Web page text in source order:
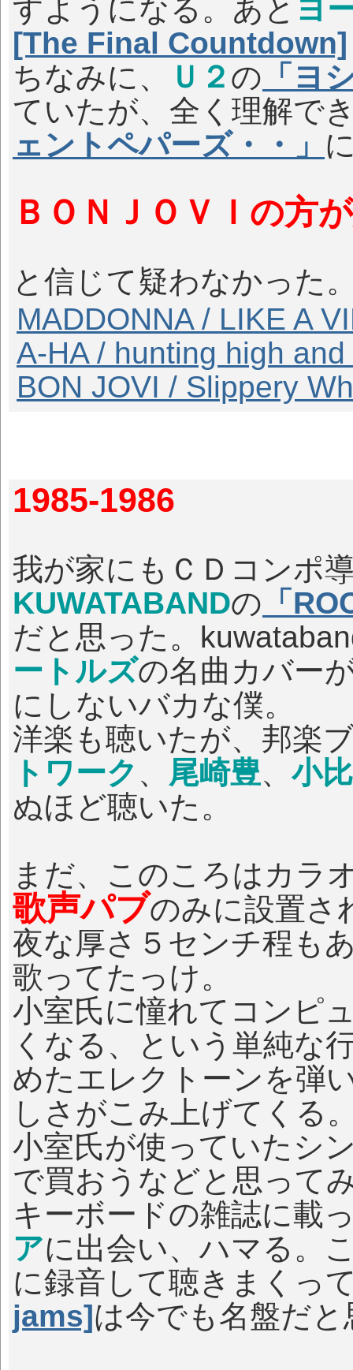
すようになる。あと ヨ
[The Final Countdown]
ちなみに、
Ｕ２ の 「ヨ
ていたが、全く理解で
ェントペパーズ・・」
ＢＯＮＪＯＶＩの方
と信じて疑わなかった
MADDONNA / LIKE A
A-HA / hunting high and
BON JOVI / Slippery
1985-1986
我が家にもＣＤコンポ
KUWATABANDの 「
だと思った。
ートルズの名曲カバー
にしないバカな僕。
洋楽も聴いたが、邦楽
トワーク 、 尾崎豊、小
ぬほど聴いた。
まだ、このころはカラ
歌声パブのみに設置さ
夜な厚さ５センチ程も
歌ってたっけ。
小室氏に憧れてコンピ
くなる、という単純な
めたエレクトーンを弾
しさがこみ上げてくる
小室氏が使っていたシ
で買おうなどと思って
キーボードの雑誌に載
アに出会い、ハマる。
に録音して聴きまくっ
jams]は今でも名盤だと